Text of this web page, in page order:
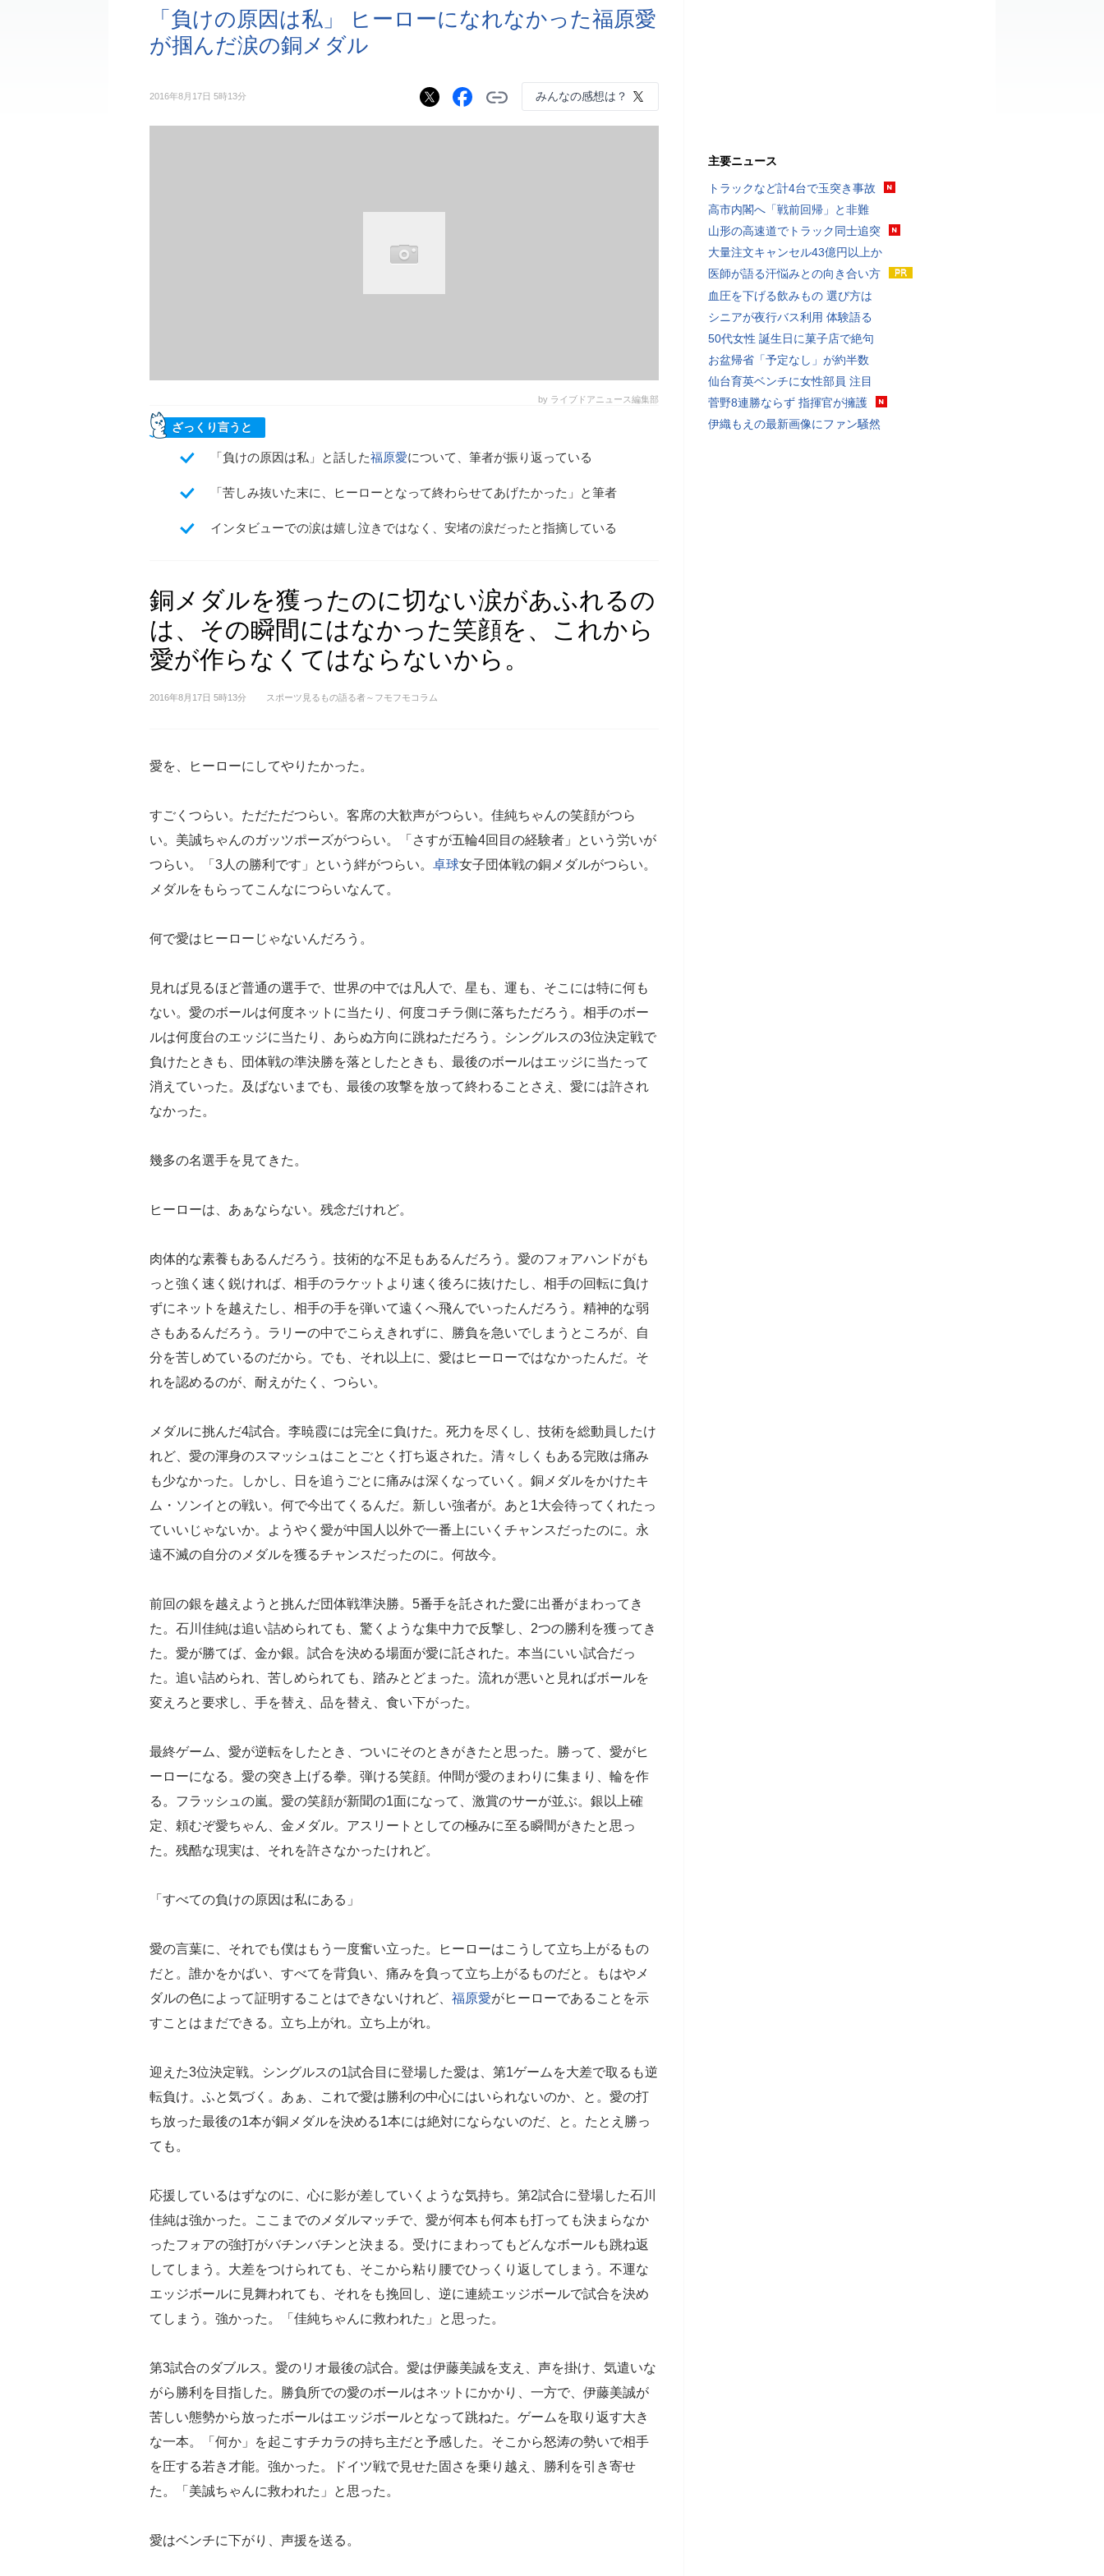
「負けの原因は私」 ヒーローになれなかった福原愛
が掴んだ涙の銅メダル
2016年8月17日 5時13分 みんなの感想は？
by ライブドアニュース編集部
ざっくり言うと
「負けの原因は私」と話した福原愛について、筆者が振り返っている
「苦しみ抜いた末に、ヒーローとなって終わらせてあげたかった」と筆者
インタビューでの涙は嬉し泣きではなく、安堵の涙だったと指摘している
銅メダルを獲ったのに切ない涙があふれるの
は、その瞬間にはなかった笑顔を、これから
愛が作らなくてはならないから。
2016年8月17日 5時13分 スポーツ見るもの語る者～フモフモコラム
愛を、ヒーローにしてやりたかった。
すごくつらい。ただただつらい。客席の大歓声がつらい。佳純ちゃんの笑顔がつら
い。美誠ちゃんのガッツポーズがつらい。「さすが五輪4回目の経験者」という労いが
つらい。「3人の勝利です」という絆がつらい。 卓球女子団体戦の銅メダルがつらい。
メダルをもらってこんなにつらいなんて。
何で愛はヒーローじゃないんだろう。
見れば見るほど普通の選手で、世界の中では凡人で、星も、運も、そこには特に何も
ない。愛のボールは何度ネットに当たり、何度コチラ側に落ちただろう。相手のボー
ルは何度台のエッジに当たり、あらぬ方向に跳ねただろう。シングルスの3位決定戦で
負けたときも、団体戦の準決勝を落としたときも、最後のボールはエッジに当たって
消えていった。及ばないまでも、最後の攻撃を放って終わることさえ、愛には許され
なかった。
幾多の名選手を見てきた。
ヒーローは、あぁならない。残念だけれど。
肉体的な素養もあるんだろう。技術的な不足もあるんだろう。愛のフォアハンドがも
っと強く速く鋭ければ、相手のラケットより速く後ろに抜けたし、相手の回転に負け
ずにネットを越えたし、相手の手を弾いて遠くへ飛んでいったんだろう。精神的な弱
さもあるんだろう。ラリーの中でこらえきれずに、勝負を急いでしまうところが、自
分を苦しめているのだから。でも、それ以上に、愛はヒーローではなかったんだ。そ
れを認めるのが、耐えがたく、つらい。
メダルに挑んだ4試合。李暁霞には完全に負けた。死力を尽くし、技術を総動員したけ
れど、愛の渾身のスマッシュはことごとく打ち返された。清々しくもある完敗は痛み
も少なかった。しかし、日を追うごとに痛みは深くなっていく。銅メダルをかけたキ
ム・ソンイとの戦い。何で今出てくるんだ。新しい強者が。あと1大会待ってくれたっ
ていいじゃないか。ようやく愛が中国人以外で一番上にいくチャンスだったのに。永
遠不滅の自分のメダルを獲るチャンスだったのに。何故今。
前回の銀を越えようと挑んだ団体戦準決勝。5番手を託された愛に出番がまわってき
た。石川佳純は追い詰められても、驚くような集中力で反撃し、2つの勝利を獲ってき
た。愛が勝てば、金か銀。試合を決める場面が愛に託された。本当にいい試合だっ
た。追い詰められ、苦しめられても、踏みとどまった。流れが悪いと見ればボールを
変えろと要求し、手を替え、品を替え、食い下がった。
最終ゲーム、愛が逆転をしたとき、ついにそのときがきたと思った。勝って、愛がヒ
ーローになる。愛の突き上げる拳。弾ける笑顔。仲間が愛のまわりに集まり、輪を作
る。フラッシュの嵐。愛の笑顔が新聞の1面になって、激賞のサーが並ぶ。銀以上確
定、頼むぞ愛ちゃん、金メダル。アスリートとしての極みに至る瞬間がきたと思っ
た。残酷な現実は、それを許さなかったけれど。
「すべての負けの原因は私にある」
愛の言葉に、それでも僕はもう一度奮い立った。ヒーローはこうして立ち上がるもの
だと。誰かをかばい、すべてを背負い、痛みを負って立ち上がるものだと。もはやメ
ダルの色によって証明することはできないけれど、 福原愛がヒーローであることを示
すことはまだできる。立ち上がれ。立ち上がれ。
迎えた3位決定戦。シングルスの1試合目に登場した愛は、第1ゲームを大差で取るも逆
転負け。ふと気づく。あぁ、これで愛は勝利の中心にはいられないのか、と。愛の打
ち放った最後の1本が銅メダルを決める1本には絶対にならないのだ、と。たとえ勝っ
ても。
応援しているはずなのに、心に影が差していくような気持ち。第2試合に登場した石川
佳純は強かった。ここまでのメダルマッチで、愛が何本も何本も打っても決まらなか
ったフォアの強打がバチンバチンと決まる。受けにまわってもどんなボールも跳ね返
してしまう。大差をつけられても、そこから粘り腰でひっくり返してしまう。不運な
エッジボールに見舞われても、それをも挽回し、逆に連続エッジボールで試合を決め
てしまう。強かった。「佳純ちゃんに救われた」と思った。
第3試合のダブルス。愛のリオ最後の試合。愛は伊藤美誠を支え、声を掛け、気遣いな
がら勝利を目指した。勝負所での愛のボールはネットにかかり、一方で、伊藤美誠が
苦しい態勢から放ったボールはエッジボールとなって跳ねた。ゲームを取り返す大き
な一本。「何か」を起こすチカラの持ち主だと予感した。そこから怒涛の勢いで相手
を圧する若き才能。強かった。ドイツ戦で見せた固さを乗り越え、勝利を引き寄せ
た。「美誠ちゃんに救われた」と思った。
愛はベンチに下がり、声援を送る。
主要ニュース
トラックなど計4台で玉突き事故
高市内閣へ「戦前回帰」と非難
山形の高速道でトラック同士追突
大量注文キャンセル43億円以上か
医師が語る汗悩みとの向き合い方
血圧を下げる飲みもの 選び方は
シニアが夜行バス利用 体験語る
50代女性 誕生日に菓子店で絶句
お盆帰省「予定なし」が約半数
仙台育英ベンチに女性部員 注目
菅野8連勝ならず 指揮官が擁護
伊織もえの最新画像にファン騒然